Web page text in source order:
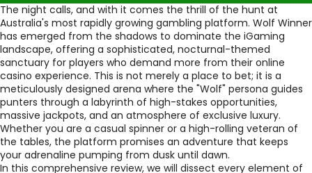
The night calls, and with it comes the thrill of the hunt at
Australia's most rapidly growing gambling platform. Wolf Winner
has emerged from the shadows to dominate the iGaming
landscape, offering a sophisticated, nocturnal-themed
sanctuary for players who demand more from their online
casino experience. This is not merely a place to bet; it is a
meticulously designed arena where the "Wolf" persona guides
punters through a labyrinth of high-stakes opportunities,
massive jackpots, and an atmosphere of exclusive luxury.
Whether you are a casual spinner or a high-rolling veteran of
the tables, the platform promises an adventure that keeps
your adrenaline pumping from dusk until dawn.
In this comprehensive review, we will dissect every element of